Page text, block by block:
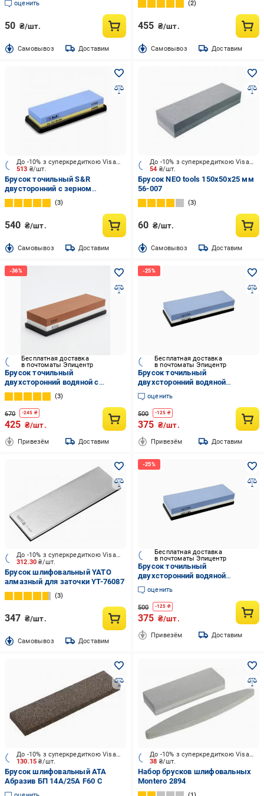
оценить
50 ₴/шт.
Cамовывоз Доставим
2
455 ₴/шт.
Cамовывоз Доставим
513 ₴/шт.
До -10% з суперкредиткою Visa Вигода
Брусок точильный S&R
двусторонний с зерном
1000/4000 123100400
3
540 ₴/шт.
Cамовывоз Доставим
54 ₴/шт.
До -10% з суперкредиткою Visa Вигода
Брусок NEO tools 150x50x25 мм
56-007
3
60 ₴/шт.
Cамовывоз Доставим
Бесплатная доставка
в почтоматы Эпицентр
Брусок точильный
двухсторонний водяной с
зерном 3000/8000 Белый/
Оранжевый (0139-0003)
3
670 -245 ₴
425 ₴/шт.
Привезём Доставим
Бесплатная доставка
в почтоматы Эпицентр
Брусок точильный
двухсторонний водяной
1000/3000 (DK-01)
оценить
500 -125 ₴
375 ₴/шт.
Привезём Доставим
312.30₴/шт.
До -10% з суперкредиткою Visa Вигода
Брусок шлифовальный YATO
алмазный для заточки YT-76087
3
347 ₴/шт.
Cамовывоз Доставим
Бесплатная доставка
в почтоматы Эпицентр
Брусок точильный
двухсторонний водяной
1000/6000 (DK-04)
оценить
500 -125 ₴
375 ₴/шт.
Привезём Доставим
130.15₴/шт.
До -10% з суперкредиткою Visa Вигода
Брусок шлифовальный АТА
Абразив БП 14А/25A F60 C
38 ₴/шт.
До -10% з суперкредиткою Visa Вигода
Набор брусков шлифовальных
Montero 2894